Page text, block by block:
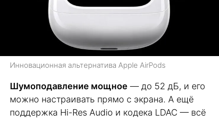
Инновационная альтернатива Apple AirPods
Шумоподавление мощное — до 52 дБ, и его
можно настраивать прямо с экрана. А ещё
поддержка Hi-Res Audio и кодека LDAC — всё